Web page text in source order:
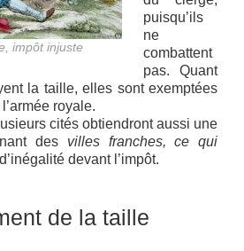
impôt injuste
puisqu’ils
ne
combattent
pas. Quant
la taille, elles sont exemptées
royale.
cités obtiendront aussi une
des villes franches, ce qui
devant l’impôt.
de la taille